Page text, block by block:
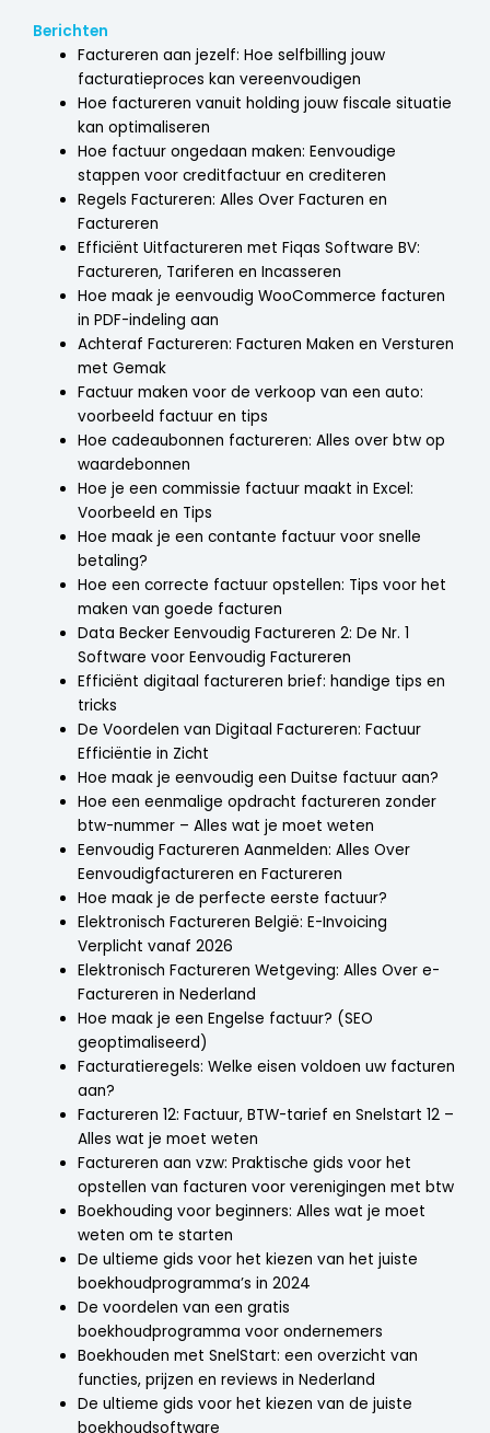
Berichten
Factureren aan jezelf: Hoe selfbilling jouw
facturatieproces kan vereenvoudigen
Hoe factureren vanuit holding jouw fiscale situatie
kan optimaliseren
Hoe factuur ongedaan maken: Eenvoudige
stappen voor creditfactuur en crediteren
Regels Factureren: Alles Over Facturen en
Factureren
Efficiënt Uitfactureren met Fiqas Software BV:
Factureren, Tariferen en Incasseren
Hoe maak je eenvoudig WooCommerce facturen
in PDF-indeling aan
Achteraf Factureren: Facturen Maken en Versturen
met Gemak
Factuur maken voor de verkoop van een auto:
voorbeeld factuur en tips
Hoe cadeaubonnen factureren: Alles over btw op
waardebonnen
Hoe je een commissie factuur maakt in Excel:
Voorbeeld en Tips
Hoe maak je een contante factuur voor snelle
betaling?
Hoe een correcte factuur opstellen: Tips voor het
maken van goede facturen
Data Becker Eenvoudig Factureren 2: De Nr. 1
Software voor Eenvoudig Factureren
Efficiënt digitaal factureren brief: handige tips en
tricks
De Voordelen van Digitaal Factureren: Factuur
Efficiëntie in Zicht
Hoe maak je eenvoudig een Duitse factuur aan?
Hoe een eenmalige opdracht factureren zonder
btw-nummer – Alles wat je moet weten
Eenvoudig Factureren Aanmelden: Alles Over
Eenvoudigfactureren en Factureren
Hoe maak je de perfecte eerste factuur?
Elektronisch Factureren België: E-Invoicing
Verplicht vanaf 2026
Elektronisch Factureren Wetgeving: Alles Over e-
Factureren in Nederland
Hoe maak je een Engelse factuur? (SEO
geoptimaliseerd)
Facturatieregels: Welke eisen voldoen uw facturen
aan?
Factureren 12: Factuur, BTW-tarief en Snelstart 12 –
Alles wat je moet weten
Factureren aan vzw: Praktische gids voor het
opstellen van facturen voor verenigingen met btw
Boekhouding voor beginners: Alles wat je moet
weten om te starten
De ultieme gids voor het kiezen van het juiste
boekhoudprogramma’s in 2024
De voordelen van een gratis
boekhoudprogramma voor ondernemers
Boekhouden met SnelStart: een overzicht van
functies, prijzen en reviews in Nederland
De ultieme gids voor het kiezen van de juiste
boekhoudsoftware